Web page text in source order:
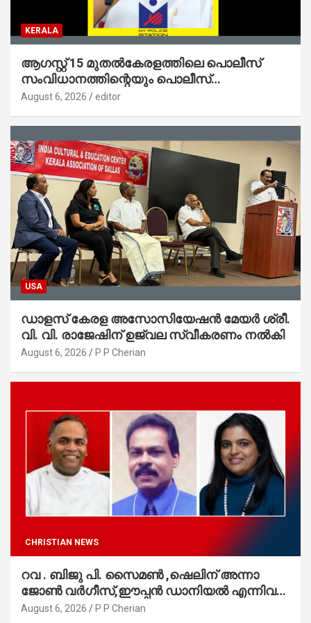
KERALA
ആഗസ്റ്റ് 15 മുതല്‍കേരളത്തിലെ പൊലീസ്
സംവിധാനത്തിന്റെയും പൊലീസ്
സ്റ്റേഷനുകളുടെയും മുഖഛായ മാറുകയാണ് :
August 6, 2026 editor
USA
ഡാളസ് കേരള അസോസിയേഷൻ മേയർ ശ്രീ.
വി. വി. രാജേഷിന് ഉജ്വല സ്വീകരണം നൽകി
August 6, 2026 P P Cherian
CHRISTIAN NEWS
റവ . ബിജു പി. സൈമൺ ,ഷെലിന് അന്നാ
ജോൺ വർഗീസ്,ഈപ്പൻ ഡാനിയൽ എന്നിവർ
മാർത്തോമാ സഭാ കൗൺസിലിലേക്കു
August 6, 2026 P P Cherian